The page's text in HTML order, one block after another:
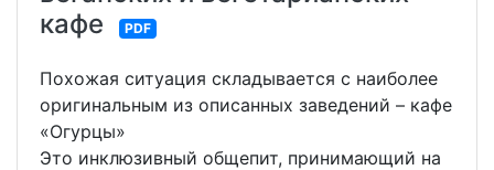
кафе
PDF
Похожая ситуация складывается с наиболее
оригинальным из описанных заведений – кафе
«Огурцы»
Это инклюзивный общепит, принимающий на